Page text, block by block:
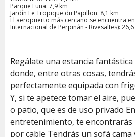
Parque Luna: 7,9 km
Jardín Le Tropique du Papillon: 8,1 km
El aeropuerto más cercano se encuentra
Internacional de Perpiñán - Rivesaltes):
Regálate una estancia
donde, entre otras cosas,
perfectamente equipada con
Y, si te apetece tomar el aire,
o patio, que es de uso privado
entretenimiento, te encontrarás
por cable Tendrás un sofá cama